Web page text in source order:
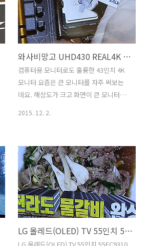
있는 모니터로 어떤 장치와도 연결이 가
능합니다. 27인치 QHD 모니터 중에서 상
당히 인상깊었던 제품 중 하나인데요. 실
제로 사용해본 느낌은 어떤지 살펴보도록
하죠. 사용자마다 원하는 사이즈가 다른
데요. 확실히 과거에는 24인치가 많이 사
용되었지만 요즘은 27인치를 많이 고르는
추세 입니다. 게다가 윈도우10이 나오면
와사비망고 UHD430 REAL4K HDMI 2.0 사용기
컴퓨터용 모니터로도 훌륭한 43인치 4K
모니터 요즘은 큰 모니터를 자주 써보는
데요. 해상도가 크고 화면이 큰 모니터가
때 보다 좋은 느낌을 많이 받았는데요. 정
말 4K 모니터는 43인치가 좋구나 하는 느
낌을 받았습니다. 너무 큰 모니터로 사용
이 불편하지 않냐고 묻는 분도 있겠지만
제가 3주 정도 사용해본 결과로는 화면이
넓어져서 작업하기 상당히 편리하네요.
게다가 전력소모량도 생각보다 낮습니다.
화면 사이즈와 해상도 때문에 전력소모량
이 높을 것으로 생각했는데요 와사비망고
2015. 12. 2.
LG 올레드(OLED) TV 55인치 55EC9310 비법 화질 느껴보기